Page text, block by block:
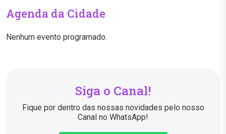
Agenda da Cidade
Nenhum evento programado.
Siga o Canal!
Fique por dentro das nossas novidades pelo nosso
Canal no WhatsApp!